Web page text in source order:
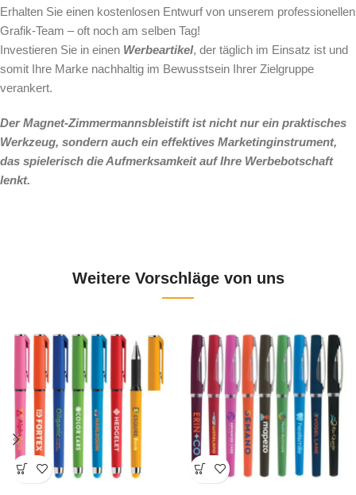
Erhalten Sie einen kostenlosen Entwurf von unserem professionellen
Grafik-Team – oft noch am selben Tag!
Investieren Sie in einen Werbeartikel, der täglich im Einsatz ist und
somit Ihre Marke nachhaltig im Bewusstsein Ihrer Zielgruppe
verankert.
Der Magnet-Zimmermannsbleistift ist nicht nur ein praktisches
Werkzeug, sondern auch ein effektives Marketinginstrument,
das spielerisch die Aufmerksamkeit auf Ihre Werbebotschaft
lenkt.
Weitere Vorschläge von uns